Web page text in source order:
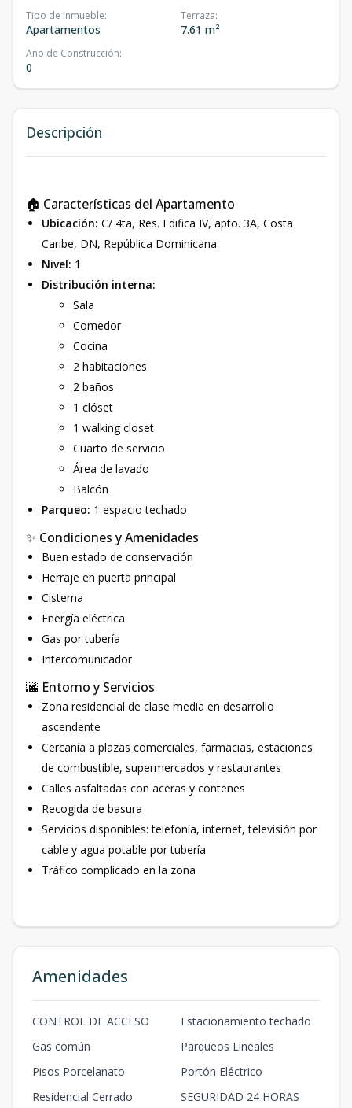
Tipo de inmueble:
Apartamentos
Terraza:
7.61 m²
Año de Construcción:
0
Descripción
🏠 Características del Apartamento
Ubicación: C/ 4ta, Res. Edifica IV, apto. 3A, Costa
Caribe, DN, República Dominicana
Nivel: 1
Distribución interna:
Sala
Comedor
Cocina
2 habitaciones
2 baños
1 clóset
1 walking closet
Cuarto de servicio
Área de lavado
Balcón
Parqueo: 1 espacio techado
✨ Condiciones y Amenidades
Buen estado de conservación
Herraje en puerta principal
Cisterna
Energía eléctrica
Gas por tubería
Intercomunicador
🌆 Entorno y Servicios
Zona residencial de clase media en desarrollo
ascendente
Cercanía a plazas comerciales, farmacias, estaciones
de combustible, supermercados y restaurantes
Calles asfaltadas con aceras y contenes
Recogida de basura
Servicios disponibles: telefonía, internet, televisión por
cable y agua potable por tubería
Tráfico complicado en la zona
Amenidades
CONTROL DE ACCESO
Estacionamiento techado
Gas común
Parqueos Lineales
Pisos Porcelanato
Portón Eléctrico
Residencial Cerrado
SEGURIDAD 24 HORAS